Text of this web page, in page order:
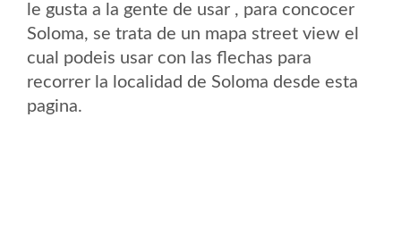
le gusta a la gente de usar , para concocer
Soloma, se trata de un mapa street view el
cual podeis usar con las flechas para
recorrer la localidad de Soloma desde esta
pagina.